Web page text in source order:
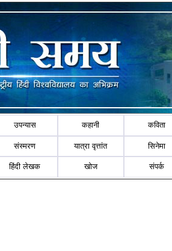
उपन्यास कहानी कविता
संस्मरण यात्रा वृत्तांत सिनेमा
हिंदी लेखक खोज संपर्क